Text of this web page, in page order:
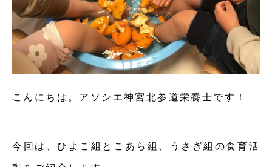
こんにちは。アソシエ神宮北参道栄養士です！
今回は、ひよこ組とこあら組、うさぎ組の食育活